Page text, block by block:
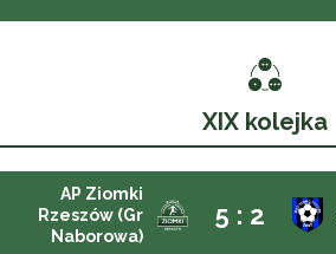
XIX kolejka
AP Ziomki
Rzeszów (Gr
Naborowa)
5 : 2